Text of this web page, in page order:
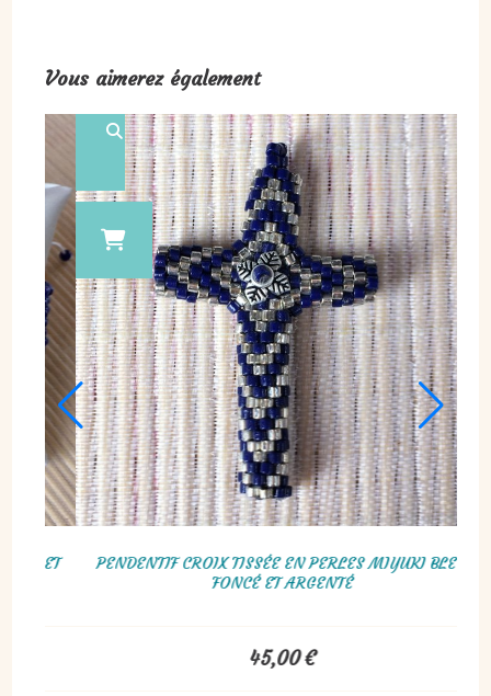
Vous aimerez également
CŒUR EN VERRE, BLEU ROI
BRACELET CROISILLONS EN